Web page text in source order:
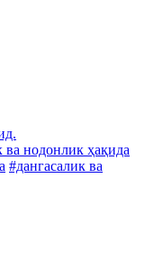
ва нодонлик ҳақида
#дангасалик ва